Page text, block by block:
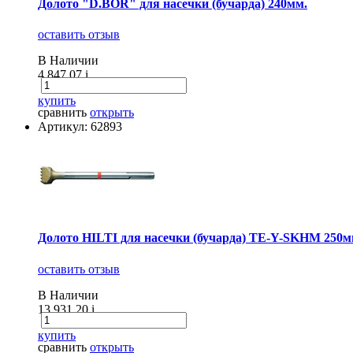
Долото "D.BOR" для насечки (бучарда) 240мм.
оставить отзыв
В Наличии
4 847.07i
купить
сравнить открыть
Артикул: 62893
Долото HILTI для насечки (бучарда) TE-Y-SKHM
оставить отзыв
В Наличии
13 931.20i
купить
сравнить открыть